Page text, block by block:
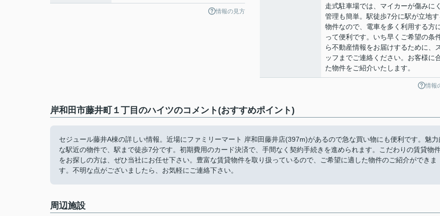
情報の見方
走式駐車場では、マイカーが傷みに
管理も簡単。駅徒歩7分に駅が立地す
物件なので、電車を多く利用する方
って便利です。いち早くご希望の条
ら不動産情報をお届けするために、
ッフまでご連絡ください。お客様に
た物件をご紹介いたします。
情報
岸和田市藤井町１丁目のハイツのコメント(おすすめポイント)
セジュール藤井A棟の詳しい情報。近場にファミリーマート 岸和田藤井店(397m)があるので急な買い物にも便利です。魅力
な駅近の物件で、駅まで徒歩7分です。初期費用のカード決済で、手間なく契約手続きを進められます。こだわりの賃貸物
をお探しの方は、ぜひ当社にお任せ下さい。豊富な賃貸物件を取り扱っているので、ご希望に適した物件のご紹介ができま
す。不明な点がございましたら、お気軽にご連絡下さい。
周辺施設